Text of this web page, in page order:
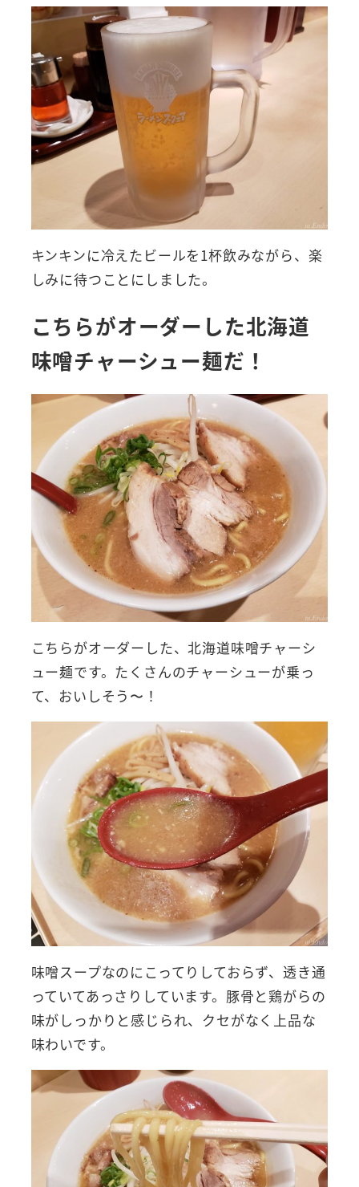
キンキンに冷えたビールを1杯飲みながら、楽
しみに待つことにしました。
こちらがオーダーした北海道
味噌チャーシュー麺だ！
こちらがオーダーした、北海道味噌チャーシ
ュー麺です。たくさんのチャーシューが乗っ
て、おいしそう〜！
味噌スープなのにこってりしておらず、透き通
っていてあっさりしています。豚骨と鶏がらの
味がしっかりと感じられ、クセがなく上品な
味わいです。